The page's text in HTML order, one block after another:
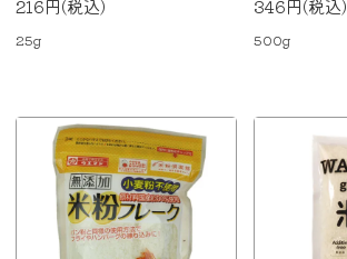
216円(税込)
25g
346円(税込)
500g